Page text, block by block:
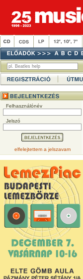
Felhasználónév
Jelszó
elfelejtettem a jelszavam